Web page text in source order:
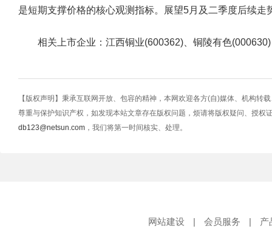
是短期支撑价格的核心观测指标。展望5月及二季度后续
相关上市企业：江西铜业(600362)、铜陵有色(000630)
【版权声明】秉承互联网开放、包容的精神，本网欢迎各方(自)媒体、机构转
尊重与保护知识产权，如发现本站文章存在版权问题，烦请将版权疑问、授权
db123@netsun.com ，我们将第一时间核实、处理。
网站建设 | 会员服务 | 产